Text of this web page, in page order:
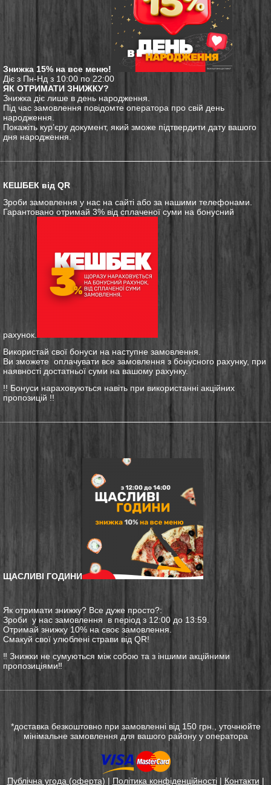
Знижка 15% на все меню!
Діє з Пн-Нд з 10:00 по 22:00
ЯК ОТРИМАТИ ЗНИЖКУ?
Знижка діє лише в день народження.
Під час замовлення повідомте оператора про свій день
народження.
Покажіть кур’єру документ, який зможе підтвердити дату вашого
дня народження.
КЕШБЕК від QR
Зроби замовлення у нас на сайті або за нашими телефонами.
Гарантовано отримай 3% від сплаченої суми на бонусний
рахунок.
Використай свої бонуси на наступне замовлення.
Ви зможете оплачувати все замовлення з бонусного рахунку, при
наявності достатньої суми на вашому рахунку.
!! Бонуси нараховуються навіть при використанні акційних
пропозицій !!
ЩАСЛИВІ ГОДИНИ
Як отримати знижку? Все дуже просто?:
Зроби у нас замовлення в період з 12:00 до 13:59.
Отримай знижку 10% на своє замовлення.
Смакуй свої улюблені страви від QR!
‼️ Знижки не сумуються між собою та з іншими акційними
пропозиціями‼️
*доставка безкоштовно при замовленні від 150 грн., уточнюйте
мінімальне замовлення для вашого району у оператора
Публічна угода (оферта) | Політика конфіденційності| Контакти |